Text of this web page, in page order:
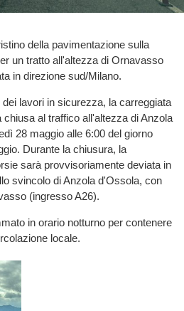
della pavimentazione sulla
un tratto all'altezza di Ornavasso
in direzione sud/Milano.
lavori in sicurezza, la carreggiata
al traffico all'altezza di Anzola
28 maggio alle 6:00 del giorno
Durante la chiusura, la
sarà provvisoriamente deviata in
svincolo di Anzola d'Ossola, con
(ingresso A26).
in orario notturno per contenere
locale.